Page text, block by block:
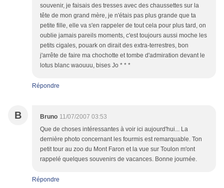
souvenir, je faisais des tresses avec des chaussettes sur la
tête de mon grand mère, je n'étais pas plus grande que ta
petite fille, elle va s'en rappeler de tout cela pour plus tard, on
oublie jamais pareils moments, c'est toujours aussi moche les
petits cigales, pouark on dirait des extra-terrestres, bon
j'arrête de faire ma chochotte et tombe d'admiration devant le
lotus blanc waouuu, bises Jo * * *
Répondre
B Bruno 11/07/2007 03:53
Que de choses intéressantes à voir ici aujourd'hui... La
dernière photo concernant les fourmis est remarquable. Ton
petit tour au zoo du Mont Faron et la vue sur Toulon m'ont
rappelé quelques souvenirs de vacances. Bonne journée.
Répondre